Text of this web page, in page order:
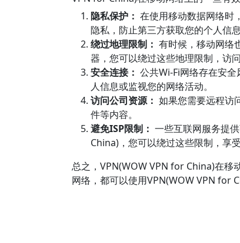
隐私保护： 在使用移动数据网络时
隐私，防止第三方获取您的个人信息
绕过地理限制： 有时候，移动网络
器，您可以绕过这些地理限制，访
安全连接： 公共Wi-Fi网络存在安
人信息或监视您的网络活动。
访问公司资源： 如果您需要远程访
件等内容。
避免ISP限制： 一些互联网服务提
China)，您可以绕过这些限制，享
总之，VPN(WOW VPN for China)在移
网络，都可以使用VPN(WOW VPN for